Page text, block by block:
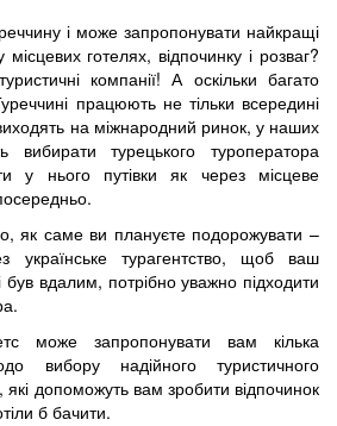
і може запропонувати найкращі
готелях, відпочинку і розваг?
компанії! А оскільки багато
працюють не тільки всередині
на міжнародний ринок, у наших
вибирати турецького туроператора
у нього путівки як через місцеве
як саме ви плануєте подорожувати –
українське турагентство, щоб ваш
був вдалим, потрібно уважно підходити
може запропонувати вам кілька
вибору надійного туристичного
допоможуть вам зробити відпочинок
б бачити.